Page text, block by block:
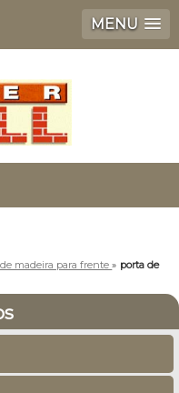
MENU
madeira para frente» porta de